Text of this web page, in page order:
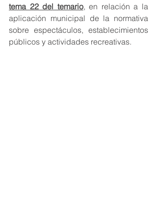
tema 22 del temario, en relación a la
aplicación municipal de la normativa
sobre espectáculos, establecimientos
públicos y actividades recreativas.